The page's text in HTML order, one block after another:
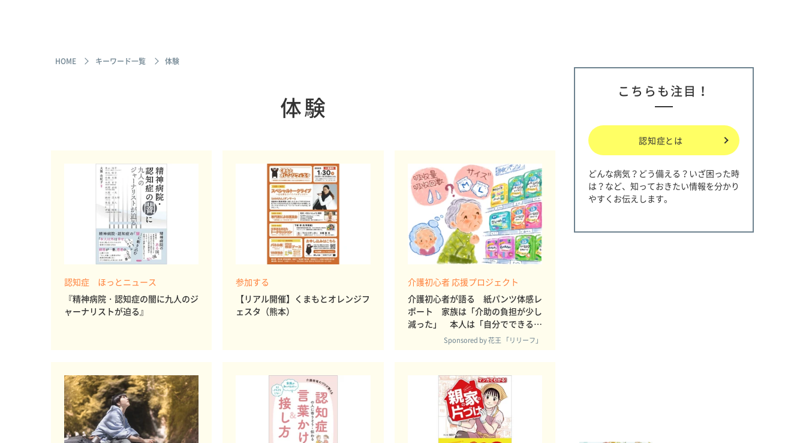
HOME キーワード一覧 体験
体験
認知症 ほっとニュース
『精神病院・認知症の闇に九人のジ
ャーナリストが迫る』
参加する
【リアル開催】くまもとオレンジフ
ェスタ（熊本）
介護初心者 応援プロジェクト
介護初心者が語る 紙パンツ体感レ
ポート 家族は「介助の負担が少し
減った」 本人は「自分でできるこ
とはしたい」Sponsored by 花王 「リリーフ」
こちらも注目！
認知症とは
どんな病気？どう備える？いざ困った時
は？など、知っておきたい情報を分かり
やすくお伝えします。